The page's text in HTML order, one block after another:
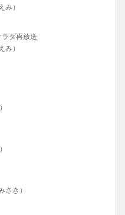
）
ダ再放送
）
き）